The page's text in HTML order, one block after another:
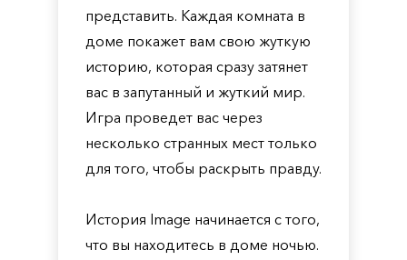
представить. Каждая комната в
доме покажет вам свою жуткую
историю, которая сразу затянет
вас в запутанный и жуткий мир.
Игра проведет вас через
несколько странных мест только
для того, чтобы раскрыть правду.
История Image начинается с того,
что вы находитесь в доме ночью.